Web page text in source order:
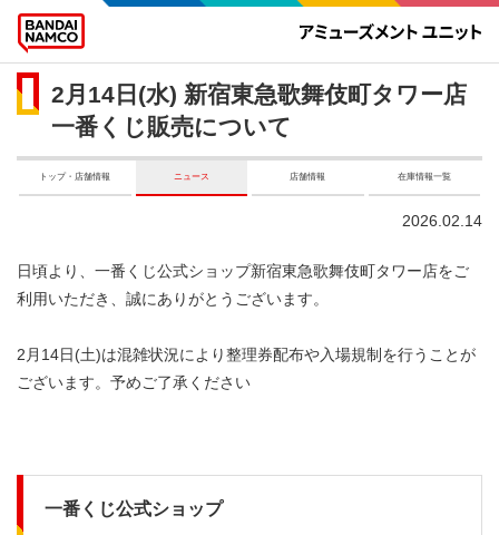
2月14日(水) 新宿東急歌舞伎町タワー店
一番くじ販売について
トップ・店舗情報 ニュース 店舗情報 在庫情報一覧
2026.02.14
日頃より、一番くじ公式ショップ新宿東急歌舞伎町タワー店をご
利用いただき、誠にありがとうございます。​
2月14日(土)は混雑状況により整理券配布や入場規制を行うことが
ございます。予めご了承ください​
一番くじ公式ショップ